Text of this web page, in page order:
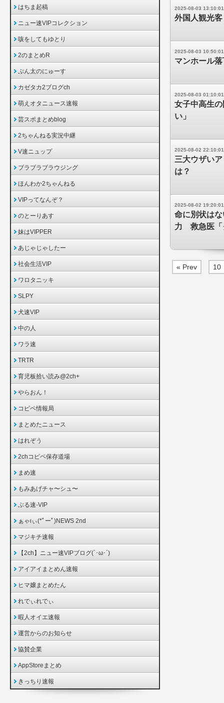
2025-08-03 13:10:01
外国人観光
2025-08-03 10:50:01
マンホール
2025-08-03 01:10:01
女子中高生
い」
2025-08-02 22:10:01
三大ウザい
は？
2025-08-02 19:20:01
命に別状は
力 救急医「
« Prev 10
はちま起稿
ニュー速VIPコレクション
咳をしてもゆとり
2のまとめR
ぷん太のにゅーす
カゼタカ2ブログch
萌えオタニュース速報
芸スポまとめblog
2ちゃんねる実況中継
V速ニュップ
ブラブラブラウジング
ほんわか2ちゃんねる
VIPってなんぞ？
のとーりあす
妹はVIPPER
あじゃじゃしたー
社会生活VIP
ワロタニッキ
SLPY
犬速VIP
中の人
ワラ速
TRTR
育児板拾い読み@2ch+
やらおん！
コピペ情報局
まとめたニュース
はれぞう
2chコピペ保存道場
まめ速
もみあげチャ〜シュ〜
ぶる速-VIP
ぁゃιぃ(*ﾟーﾟ)NEWS 2nd
マジキチ速報
【2ch】ニュー速VIPブログ(`･ω･´)
アイアイまとめん速報
ヒマ嬢まとめたん
れでぃれでぃ
暇人オイエ速報
運営からのお知らせ
協賛企業
AppStoreまとめ
きっちり速報